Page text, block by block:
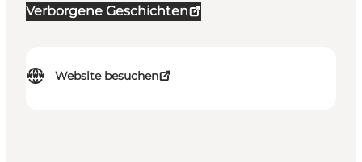
Verborgene Geschichten
Website besuchen